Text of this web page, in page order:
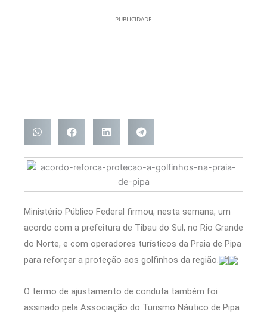
PUBLICIDADE
Ministério Público Federal firmou, nesta semana, um
acordo com a prefeitura de Tibau do Sul, no Rio Grande
do Norte, e com operadores turísticos da Praia de Pipa
para reforçar a proteção aos golfinhos da região.
O termo de ajustamento de conduta também foi
assinado pela Associação do Turismo Náutico de Pipa